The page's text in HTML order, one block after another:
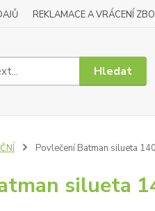
REKLAMACE A VRÁCENÍ
Hledat
Povlečení Batman silueta
silueta